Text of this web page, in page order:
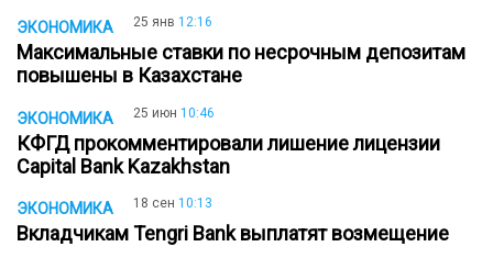
ЭКОНОМИКА 25 янв 12:16
Максимальные ставки по несрочным депозитам
повышены в Казахстане
ЭКОНОМИКА 25 июн 10:46
КФГД прокомментировали лишение лицензии
Capital Bank Kazakhstan
ЭКОНОМИКА 18 сен 10:13
Вкладчикам Tengri Bank выплатят возмещение